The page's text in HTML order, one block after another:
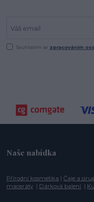
Souhlasím se zpracováním
Naše nabídka
Přírodní kosmetika |Čaje a
maceráty | Dárková balení |